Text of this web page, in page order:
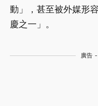
動」，甚至被外媒形
慶之一」。
廣告